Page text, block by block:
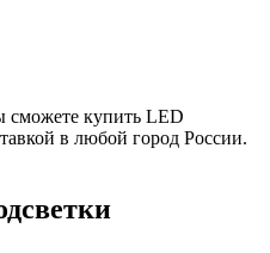
сможете купить LED
в любой город России.